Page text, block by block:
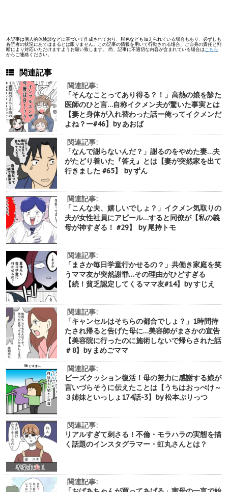
本記事は個人的体験談などに基づいて作成されており、脚色なども加えられている場合もあり、必ずしも
各読者の状況にあてはまるとは限りません。この記事の情報を用いて行動される場合、ご自身の責任と判
断により対応いただけますようお願い致します。 尚、記事に不適切な内容が含まれている場合は こちら
からご連絡ください。
関連記事
関連記事:
「そんなことってあり得る？！」高熱の娘を診た
医師のひと言…自称イクメン夫が驚いた事実とは
【妻と身体が入れ替わった話ー俺ってイクメンだ
よね？ー#46】by あおば
関連記事:
「なんで謝らないんだ？」謝るのをやめた妻…夫
がたどり着いた『答え』とは【妻が突然家を出て
行きました #65】 by ずん
関連記事:
「こんな夫、嬉しいでしょ？」イクメン気取りの
夫が女性社員にアピール…すると同僚が【私の義
母が神すぎる！ #29】 by 尾持トモ
関連記事:
「まさか毎日学童行かせるの？」共働き家庭を笑
うママ友が突然謝罪…その理由がひどすぎる
【続！貧乏認定してくるママ友#14】by すじえ
関連記事:
「キャンセルはそちらの都合でしょ？」1時間待
たされ帰ると告げた母に…美容師がまさかの宣告
【美容院に行ったのに施術しないで帰らされた話
＃8】by まめごママ
関連記事:
ビーズクッション復活！母の努力に感謝する娘が
言いづらそうに伝えたことは【うちはおっぺけ～
３姉妹といっしょ174話-3】by 松本ぷりっつ
関連記事:
リアルすぎて刺さる！不倫・モラハラの実態を描
く話題のインスタグラマー・虹丸さんとは？
関連記事: